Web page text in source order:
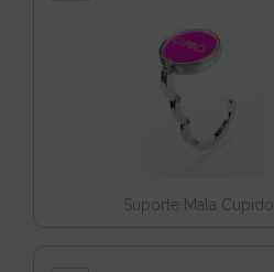
Suporte Mala Cupido